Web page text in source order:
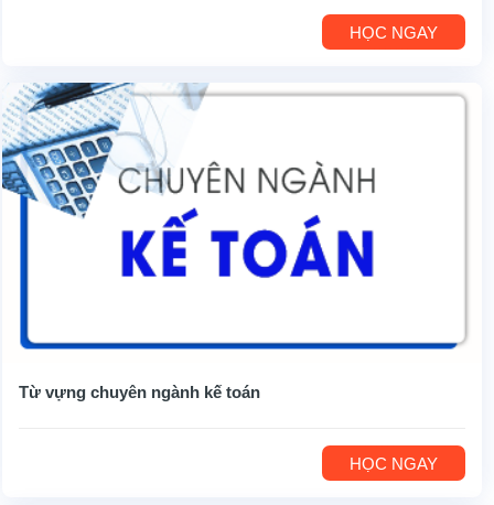
HỌC NGAY
Từ vựng chuyên ngành kế toán
HỌC NGAY